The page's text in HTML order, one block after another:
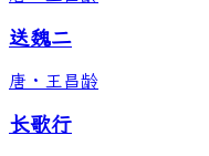
送魏二
唐 · 王昌龄
长歌行